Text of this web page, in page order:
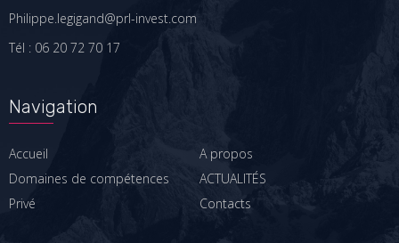
Philippe.legigand@prl-invest.com
Tél : 06 20 72 70 17
Navigation
Accueil
A propos
Domaines de compétences
ACTUALITÉS
Privé
Contacts